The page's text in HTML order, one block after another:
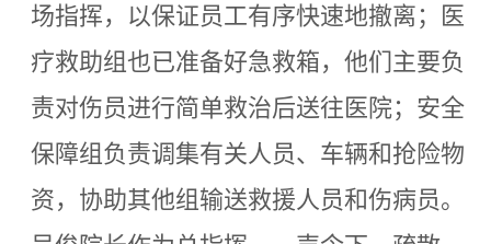
场指挥，以保证员工有序快速地撤离；医
疗救助组也已准备好急救箱，他们主要负
责对伤员进行简单救治后送往医院；安全
保障组负责调集有关人员、车辆和抢险物
资，协助其他组输送救援人员和伤病员。